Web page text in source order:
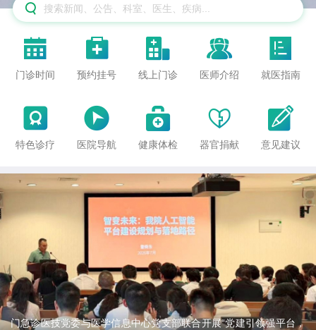


门诊时间

预约挂号

线上门诊

医师介绍

就医指南

特色诊疗

医院导航

健康体检

器官捐献

意见建议
门急诊医技党委与医学信息中心党支部联合开展“党建引领强平台，